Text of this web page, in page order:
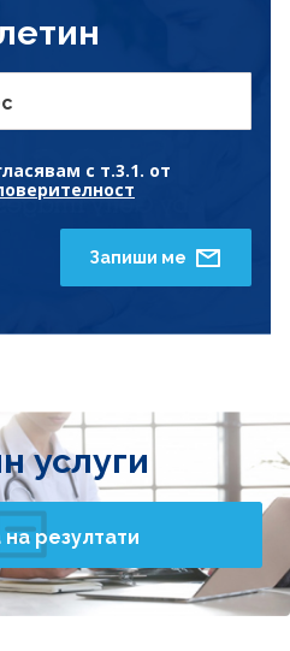
с т.3.1. от
Запиши ме
услуги
резултати